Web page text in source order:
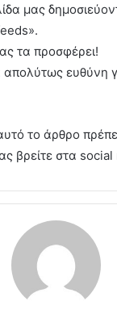
μας
τα προσφέρει!
ευθύνη
το άρθρο
βρείτε στα